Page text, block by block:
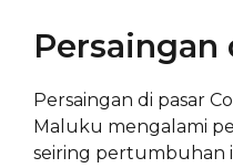
Persaingan
Persaingan di pasar
Maluku mengalami
seiring pertumbuhan